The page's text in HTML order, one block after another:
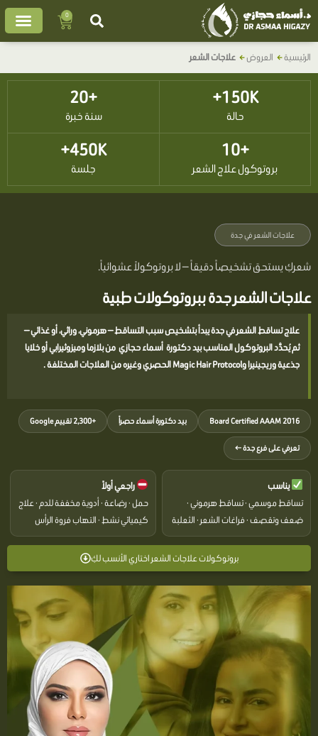
تخطي
إلى
المحتوى
0
Cart
الرئيسية العروض علاجات الشعر
150K+
حالة
+20
سنة خبرة
+10
بروتوكول علاج الشعر
450K+
جلسة
علاجات الشعر في جدة
شعركِ يستحق تشخيصاً دقيقاً — لا بروتوكولاً عشوائياً.
علاجات الشعر جدة ببروتوكولات طبية
علاج تساقط الشعر في جدة يبدأ بتشخيص سبب التساقط — هرموني، وراثي، أو غذائي —
ثم يُحدَّد البروتوكول المناسب بيد دكتورة أسماء حجازي من بلازما وميزوثيرابي أو خلايا
جذعية وريجينيرا وMagic Hair Protocol الحصري وغيره من العلاجات المختلفة .
Board Certified AAAM 2016 بيد دكتورة أسماء حصراً +2,300 تقييم Google
تعرفي على فرع جدة ←
يناسب
تساقط موسمي · تساقط هرموني ·
ضعف وتقصف · فراغات الشعر · الثعلبة
راجعي أولاً
حمل · رضاعة · أدوية مخففة للدم · علاج
كيميائي نشط · التهاب فروة الرأس
بروتوكولات علاجات الشعر اختاري الأنسب لكِ